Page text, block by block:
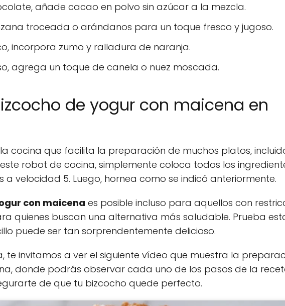
añade cacao en polvo sin azúcar a la mezcla.
troceada o arándanos para un toque fresco y jugoso.
incorpora zumo y ralladura de naranja.
agrega un toque de canela o nuez moscada.
de yogur con maicena en
cocina que facilita la preparación de muchos platos,
robot de cocina, simplemente coloca todos los
velocidad 5. Luego, hornea como se indicó anteriormente.
con maicena es posible incluso para aquellos con
quienes buscan una alternativa más saludable. Prueba
puede ser tan sorprendentemente delicioso.
invitamos a ver el siguiente vídeo que muestra la
donde podrás observar cada uno de los pasos de la
de que tu bizcocho quede perfecto.